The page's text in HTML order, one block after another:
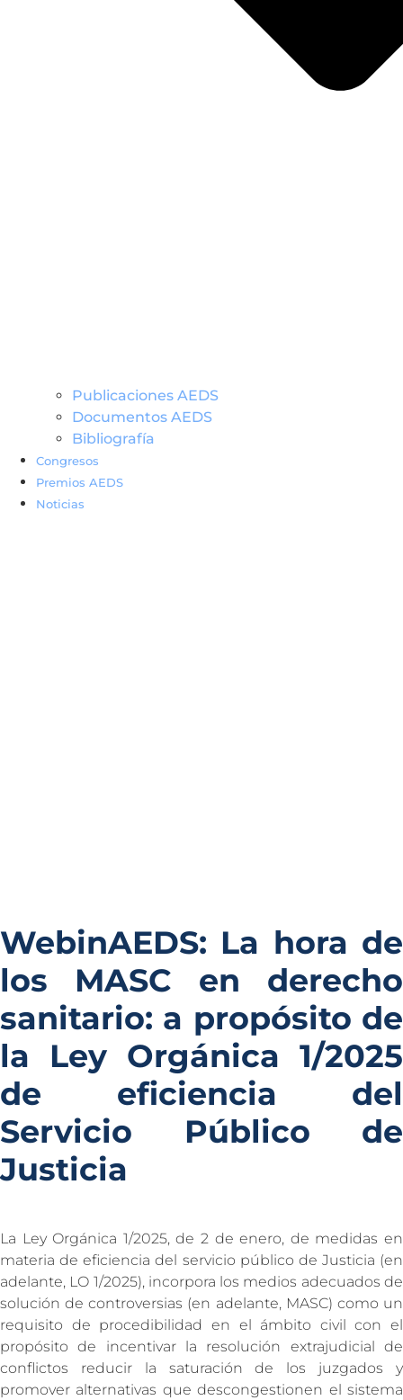
Publicaciones AEDS
Documentos AEDS
Bibliografía
Congresos
Premios AEDS
Noticias
WebinAEDS: La hora de
los MASC en derecho
sanitario: a propósito de
la Ley Orgánica 1/2025
de eficiencia del
Servicio Público de
Justicia
La Ley Orgánica 1/2025, de 2 de enero, de medidas en
materia de eficiencia del servicio público de Justicia (en
adelante, LO 1/2025), incorpora los medios adecuados de
solución de controversias (en adelante, MASC) como un
requisito de procedibilidad en el ámbito civil con el
propósito de incentivar la resolución extrajudicial de
conflictos reducir la saturación de los juzgados y
promover alternativas que descongestionen el sistema